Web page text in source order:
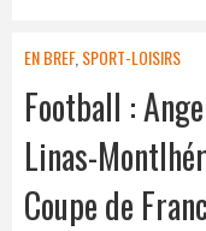
EN BREF, SPORT-LOISIRS
Football :
Linas-
Coupe de